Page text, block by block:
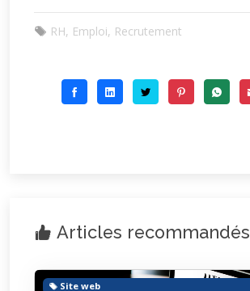
RH, Emploi, Recrutement
Articles recommandés
Site web